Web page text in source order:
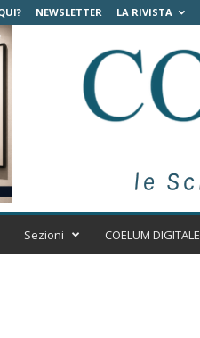
NEWSLETTER LA RIVISTA
C
Sezioni COELUM DIGITALE